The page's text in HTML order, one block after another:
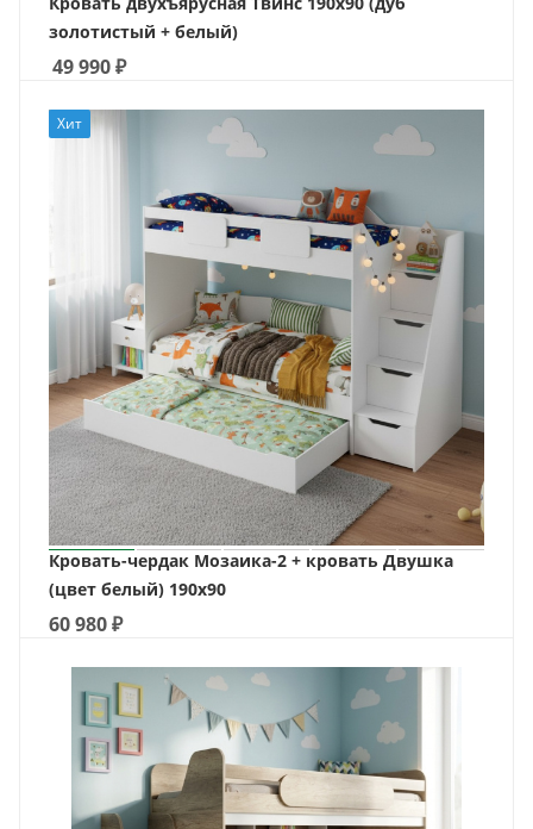
золотистый + белый)
49 990₽
Хит
Кровать-чердак Мозаика-2 + кровать Двушка
(цвет белый) 190х90
60 980₽